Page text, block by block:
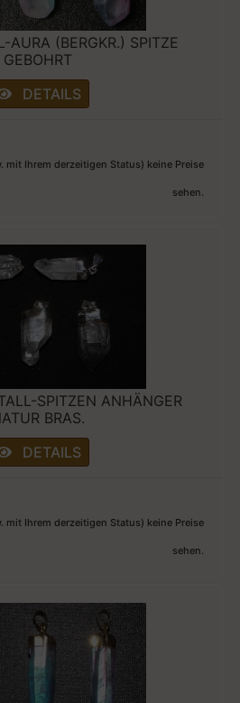
AURA (BERGKR.) SPITZE
GEBOHRT
DETAILS
mit Ihrem derzeitigen Status) keine Preise
sehen.
SPITZEN ANHÄNGER
BRAS.
DETAILS
mit Ihrem derzeitigen Status) keine Preise
sehen.